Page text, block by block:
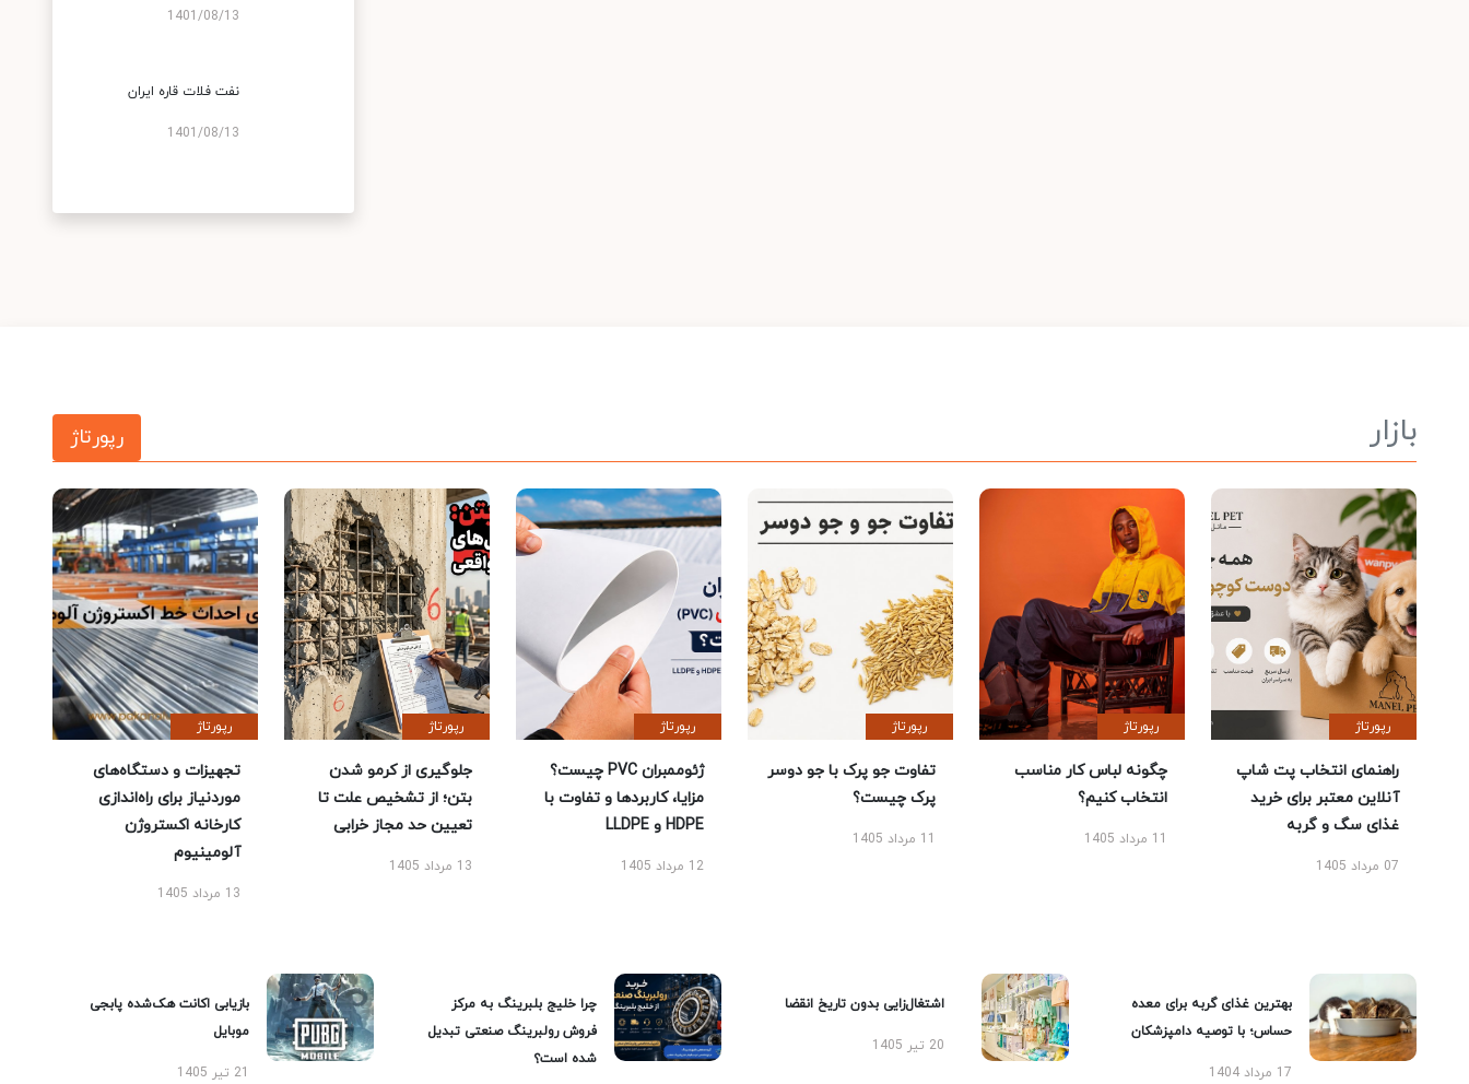
1401/08/13
نفت فلات قاره ایران
1401/08/13
بازار رپورتاژ
رپورتاژ
راهنمای انتخاب پت شاپ
آنلاین معتبر برای خرید
غذای سگ و گربه
07 مرداد 1405
رپورتاژ
چگونه لباس کار مناسب
انتخاب کنیم؟
11 مرداد 1405
رپورتاژ
تفاوت جو پرک با جو دوسر
پرک چیست؟
11 مرداد 1405
رپورتاژ
ژئوممبران PVC چیست؟
مزایا، کاربردها و تفاوت با
HDPE و LLDPE
12 مرداد 1405
رپورتاژ
جلوگیری از کرمو شدن
بتن؛ از تشخیص علت تا
تعیین حد مجاز خرابی
13 مرداد 1405
رپورتاژ
تجهیزات و دستگاه‌های
موردنیاز برای راه‌اندازی
کارخانه اکستروژن
آلومینیوم
13 مرداد 1405
بهترین غذای گربه برای معده
حساس؛ با توصیه دامپزشکان
17 مرداد 1404
اشتغال‌زایی بدون تاریخ انقضا
20 تیر 1405
چرا خلیج بلبرینگ به مرکز
فروش رولبرینگ صنعتی تبدیل
شده است؟
بازیابی اکانت هک‌شده پابجی
موبایل
21 تیر 1405